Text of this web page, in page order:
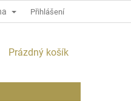
WEBU Přihlášení
NÁKUPNÍ
Prázdný košík